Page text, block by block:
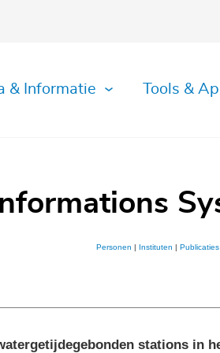
& Informatie Tools &
Personen Instituten Publicaties
stations in